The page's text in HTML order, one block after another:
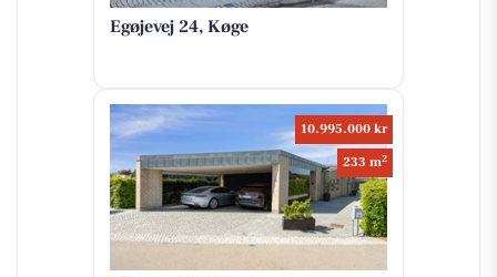
Egøjevej 24, Køge
10.995.000 kr
233 m2